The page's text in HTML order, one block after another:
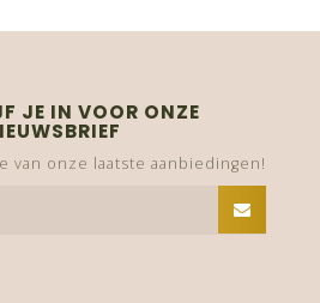
JE IN VOOR ONZE
van onze laatste aanbiedingen!